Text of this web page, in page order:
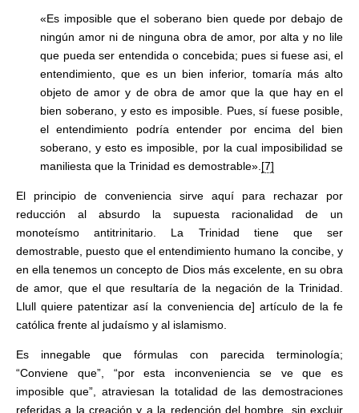
«Es imposible que el soberano bien quede por debajo de
ningún amor ni de ninguna obra de amor, por alta y no lile
que pueda ser entendida o concebida; pues si fuese asi, el
entendimiento, que es un bien inferior, tomaría más alto
objeto de amor y de obra de amor que la que hay en el
bien soberano, y esto es imposible. Pues, sí fuese posible,
el entendimiento podría entender por encima del bien
soberano, y esto es imposible, por la cual imposibilidad se
maniliesta que la Trinidad es demostrable». [7]
El principio de conveniencia sirve aquí para rechazar por
reducción al absurdo la supuesta racionalidad de un
monoteísmo antitrinitario. La Trinidad tiene que ser
demostrable, puesto que el entendimiento humano la concibe, y
en ella tenemos un concepto de Dios más excelente, en su obra
de amor, que el que resultaría de la negación de la Trinidad.
Llull quiere patentizar así la conveniencia de] artículo de la fe
católica frente al judaísmo y al islamismo.
Es innegable que fórmulas con parecida terminología;
“Conviene que”, “por esta inconveniencia se ve que es
imposible que”, atraviesan la totalidad de las demostraciones
referidas a la creación y a la redención del hombre, sin excluir